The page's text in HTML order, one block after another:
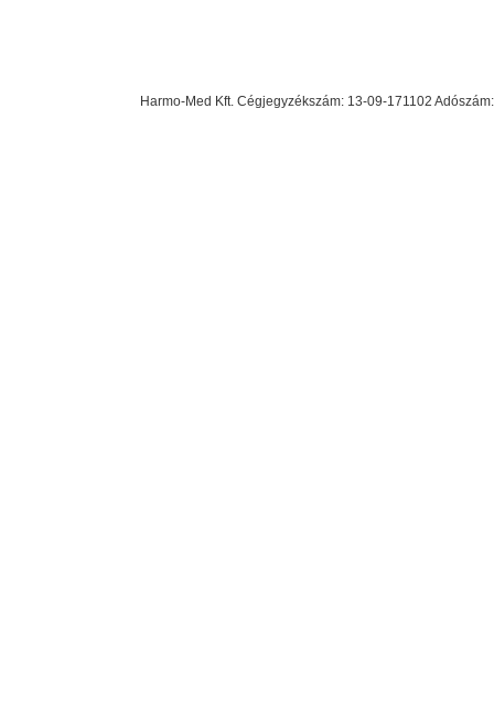
Harmo-Med Kft. Cégjegyzékszám: 13-09-171102